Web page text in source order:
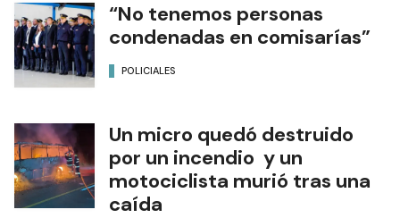
“No tenemos personas
condenadas en comisarías”
POLICIALES
Un micro quedó destruido
por un incendio y un
motociclista murió tras una
caída